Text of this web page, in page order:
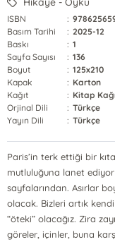
ISBN :
Basım Tarihi
: 2025-12
Baskı
: 1
Sayfa Sayısı
: 136
Boyut
: 125x210
Kapak
: Karton
Kağıt
: Kitap
Orjinal Dili
: Türkçe
Yayın Dili
: Türkçe
Paris’in terk ettiği bir
mutluluğuna lanet
sayfalarından. Asırlar
olacak. Bizleri artık
“öteki” olacağız. Zira
göreler, içinler, buna